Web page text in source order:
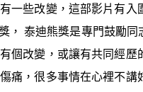
一些改變，這部影片有
， 泰迪熊獎是專門鼓勵
個改變，或讓有共同經歷
痛，很多事情在心裡不